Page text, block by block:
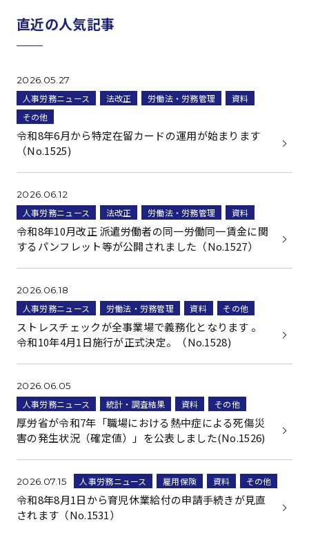
直近の人気記事
2026.05.27
人事労務ニュース 法改正 労働法・労務管理
資料
その他
令和8年6月から特定在留カードの運用が始まります
（No.1525)
2026.06.12
人事労務ニュース 法改正 労働法・労務管理 資料
令和8年10月改正 派遣労働者の同一労働同一賃金に関
するパンフレット等が公開されました（No.1527）
2026.06.18
人事労務ニュース 労働法・労務管理 資料 その他
ストレスチェックが全事業場で義務化となります 。
令和10年4月1日施行が正式決定。（No.1528)
2026.06.05
人事労務ニュース 統計・調査結果 資料 その他
厚労省が令和7年「職場における熱中症による死傷災
害の発生状況（確定値）」を公表しました(No.1526)
2026.07.15 人事労務ニュース 雇用保険 資料 その他
令和8年8月1日から育児休業給付の申請手続きが見直
されます（No.1531）